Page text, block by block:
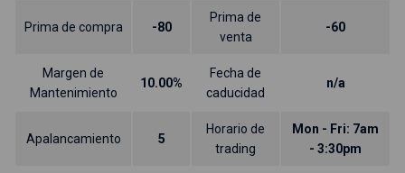
Prima de compra -80
Prima de
venta
-60
Margen de
Mantenimiento
10.00%
Fecha de
caducidad
n/a
Apalancamiento 5
Horario de
trading
Mon - Fri: 7am
- 3:30pm